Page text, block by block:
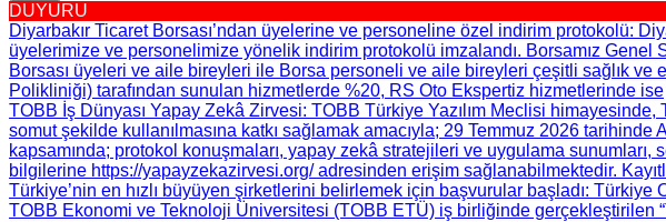
DUYURU
Diyarbakır Ticaret Borsası’ndan üyelerine ve personeline özel indirim protokolü:
üyelerimize ve personelimize yönelik indirim protokolü imzalandı. Borsamız
Borsası üyeleri ve aile bireyleri ile Borsa personeli ve aile bireyleri çeşitli sağlık
Polikliniği) tarafından sunulan hizmetlerde %20, RS Oto Ekspertiz hizmetlerinde ise
TOBB İş Dünyası Yapay Zekâ Zirvesi: TOBB Türkiye Yazılım Meclisi
somut şekilde kullanılmasına katkı sağlamak amacıyla; 29 Temmuz 2026
kapsamında; protokol konuşmaları, yapay zekâ stratejileri ve uygulama
bilgilerine https://yapayzekazirvesi.org/ adresinden erişim sağlanabilmektedir.
Türkiye’nin en hızlı büyüyen şirketlerini belirlemek için başvurular başladı: Türkiye
TOBB Ekonomi ve Teknoloji Üniversitesi (TOBB ETÜ) iş birliğinde gerçekleştirilen